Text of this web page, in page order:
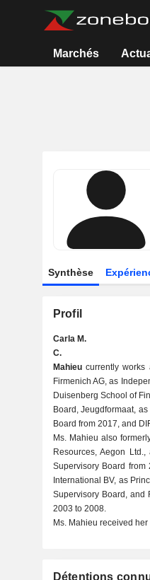
Marchés
Synthèse
Profil
Carla M.
C.
Mahieucurrently works
Firmenich AG, as
Duisenberg School of
Board, Jeugdformaat,
Board from 2017, and
Ms. Mahieu also
Resources, Aegon
Supervisory Board from
International BV, as
Supervisory Board, and
2003 to 2008.
Ms. Mahieu received
Détentions